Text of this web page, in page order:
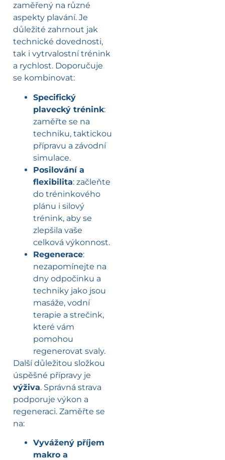
zaměřený na různé
aspekty plavání. Je
důležité zahrnout jak
technické dovednosti,
tak i vytrvalostní trénink
a rychlost. Doporučuje
se kombinovat:
Specifický
plavecký trénink:
zaměřte se na
techniku, taktickou
přípravu a závodní
simulace.
Posilování a
flexibilita: začleňte
do tréninkového
plánu i silový
trénink, aby se
zlepšila vaše
celková výkonnost.
Regenerace:
nezapomínejte na
dny odpočinku a
techniky jako jsou
masáže, vodní
terapie a strečink,
které vám
pomohou
regenerovat svaly.
Další důležitou složkou
úspěšné přípravy je
výživa. Správná strava
podporuje výkon a
regeneraci. Zaměřte se
na:
Vyvážený příjem
makro a